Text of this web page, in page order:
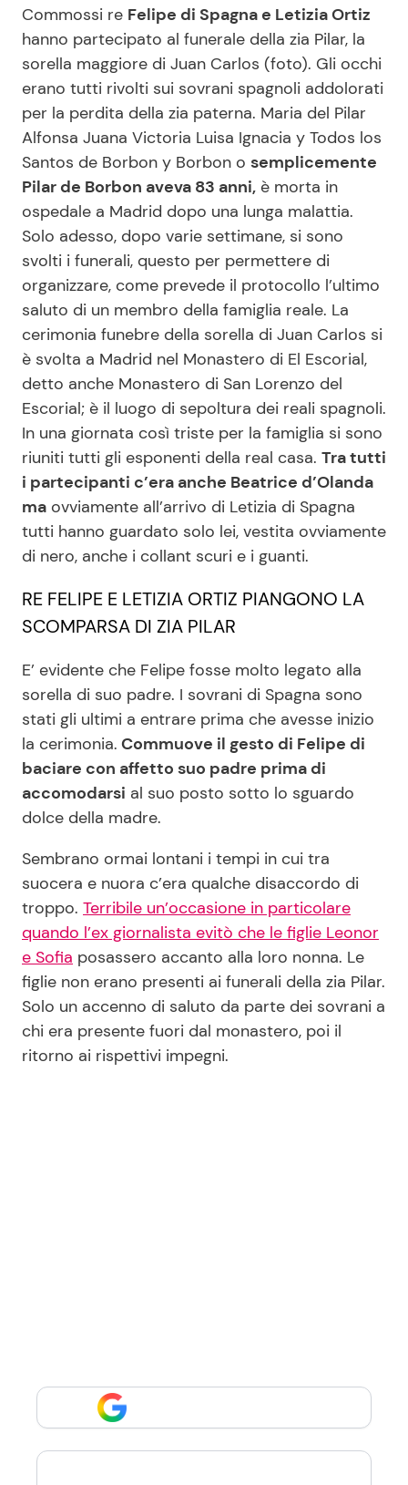
Mondo Mamma
News benessere
Salute
Viaggi e Turismo
Festività
Le Ricette in TV
Primi Piatti
Ricette Facili e Veloci
Ricette Feste
Ricette per Bambini
Seguici
Info
Chi siamo
Disclaimer e Privacy
Redazione
Contattaci
Pubblicità
Privacy Policy
Commossi re Felipe di Spagna e Letizia Ortiz
hanno partecipato al funerale della zia Pilar, la
sorella maggiore di Juan Carlos (foto). Gli occhi
erano tutti rivolti sui sovrani spagnoli addolorati
per la perdita della zia paterna. Maria del Pilar
Alfonsa Juana Victoria Luisa Ignacia y Todos los
Santos de Borbon y Borbon o semplicemente
Pilar de Borbon aveva 83 anni, è morta in
ospedale a Madrid dopo una lunga malattia.
Solo adesso, dopo varie settimane, si sono
svolti i funerali, questo per permettere di
organizzare, come prevede il protocollo l’ultimo
saluto di un membro della famiglia reale. La
cerimonia funebre della sorella di Juan Carlos si
è svolta a Madrid nel Monastero di El Escorial,
detto anche Monastero di San Lorenzo del
Escorial; è il luogo di sepoltura dei reali spagnoli.
In una giornata così triste per la famiglia si sono
riuniti tutti gli esponenti della real casa. Tra tutti
i partecipanti c’era anche Beatrice d’Olanda
ma ovviamente all’arrivo di Letizia di Spagna
tutti hanno guardato solo lei, vestita ovviamente
di nero, anche i collant scuri e i guanti.
RE FELIPE E LETIZIA ORTIZ PIANGONO LA
SCOMPARSA DI ZIA PILAR
E’ evidente che Felipe fosse molto legato alla
sorella di suo padre. I sovrani di Spagna sono
stati gli ultimi a entrare prima che avesse inizio
la cerimonia. Commuove il gesto di Felipe di
baciare con affetto suo padre prima di
accomodarsi al suo posto sotto lo sguardo
dolce della madre.
Sembrano ormai lontani i tempi in cui tra
suocera e nuora c’era qualche disaccordo di
troppo. Terribile un’occasione in particolare
quando l’ex giornalista evitò che le figlie Leonor
e Sofia posassero accanto alla loro nonna. Le
figlie non erano presenti ai funerali della zia Pilar.
Solo un accenno di saluto da parte dei sovrani a
chi era presente fuori dal monastero, poi il
ritorno ai rispettivi impegni.